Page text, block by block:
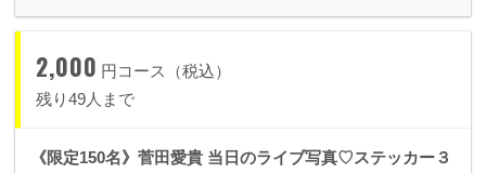
2,000 円コース（税込）
残り49人まで
《限定150名》菅田愛貴 当日のライブ写真♡ステッカー３